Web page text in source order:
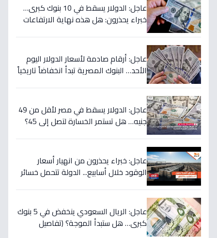
عاجل: الدولار يسقط في 10 بنوك كبرى…
خبراء يحذرون: هل هذه نهاية الارتفاعات
عاجل: أرقام صادمة لأسعار الدولار اليوم
الأحد… البنوك المصرية تبدأ انخفاضاً تاريخياً
عاجل: الدولار يسقط في مصر لأقل من 49
جنيه… هل تستمر الخسارة لتصل إلى 45؟
عاجل: خبراء يحذرون من انهيار أسعار
الوقود خلال أسابيع... الدولة تتحمل خسائر
عاجل: الريال السعودي ينخفض في 5 بنوك
كبرى… هل ستبدأ الموجة؟ (تفاصيل